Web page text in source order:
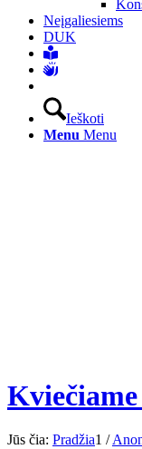
Neįgaliesiems
DUK
Ieškoti
Menu Menu
Jūs čia: Pradžia1 /